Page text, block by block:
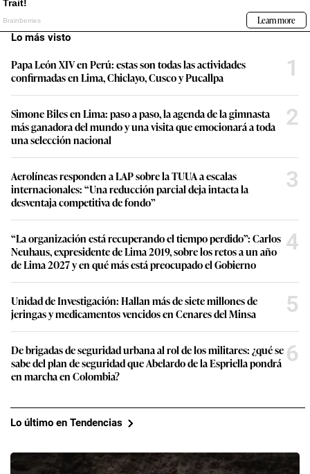
Lo más visto
Papa León XIV en Perú: estas son todas las actividades
confirmadas en Lima, Chiclayo, Cusco y Pucallpa
1
Simone Biles en Lima: paso a paso, la agenda de la gimnasta
más ganadora del mundo y una visita que emocionará a toda
una selección nacional
2
Aerolíneas responden a LAP sobre la TUUA a escalas
internacionales: “Una reducción parcial deja intacta la
desventaja competitiva de fondo”
3
“La organización está recuperando el tiempo perdido”: Carlos
Neuhaus, expresidente de Lima 2019, sobre los retos a un año
de Lima 2027 y en qué más está preocupado el Gobierno
4
Unidad de Investigación: Hallan más de siete millones de
jeringas y medicamentos vencidos en Cenares del Minsa
5
De brigadas de seguridad urbana al rol de los militares: ¿qué se
sabe del plan de seguridad que Abelardo de la Espriella pondrá
en marcha en Colombia?
6
Lo último en Tendencias